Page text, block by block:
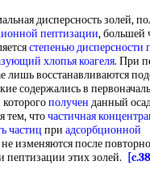
дисперсность золей,
пептизации, большей
степенью дисперсности
хлопьякоагеля. При
лишь восстанавливаются
содержались в
получен данный
тем, чточастичная
частиц при адсорбционной
не изменяются после
пептизации этих золей.